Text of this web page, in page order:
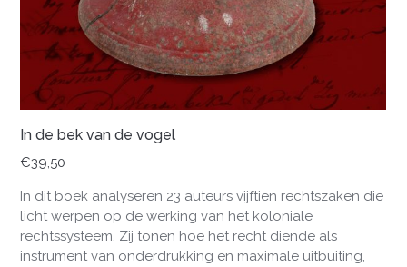
In de bek van de vogel
€39,50
In dit boek analyseren 23 auteurs vijftien rechtszaken die
licht werpen op de werking van het koloniale
rechtssysteem. Zij tonen hoe het recht diende als
instrument van onderdrukking en maximale uitbuiting,